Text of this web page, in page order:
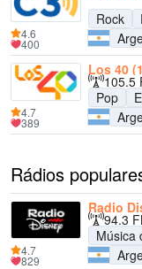
Rock
4.6
400
Los 40
105.5
Pop
4.7
389
Rádios
Radio
94.3
Música
4.7
829